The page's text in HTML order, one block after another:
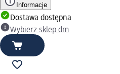
Informacje
Dostawa dostępna
Wybierz sklep dm